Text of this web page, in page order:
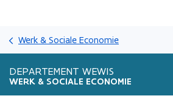
Werk & Sociale Economie
DEPARTEMENT WEWIS
WERK & SOCIALE ECONOMIE